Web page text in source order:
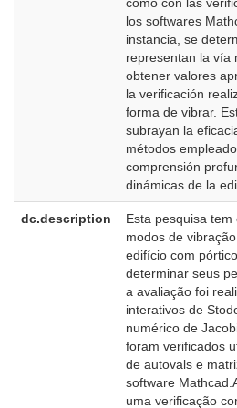
los softwares
instancia, se
representan la vía
obtener valores
la verificación
forma de vibrar.
subrayan la
métodos
comprensión
dinámicas de la
dc.description
Esta pesquisa
modos de
edifício com
determinar seus
a avaliação foi
interativos de
numérico de
foram verificados
de autovals e
software
uma verificação